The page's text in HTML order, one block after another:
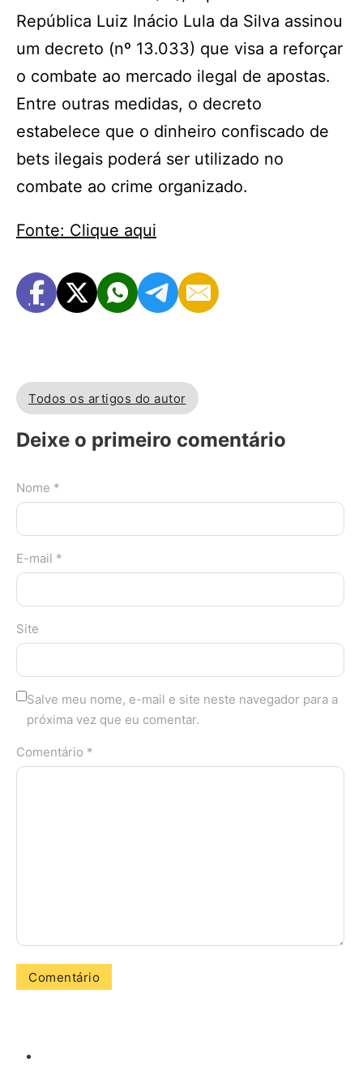
República Luiz Inácio Lula da Silva assinou
um decreto (nº 13.033) que visa a reforçar
o combate ao mercado ilegal de apostas.
Entre outras medidas, o decreto
estabelece que o dinheiro confiscado de
bets ilegais poderá ser utilizado no
combate ao crime organizado.
Fonte: Clique aqui
Todos os artigos do autor
Deixe o primeiro comentário
Nome *
E-mail *
Site
Salve meu nome, e-mail e site neste navegador para a
próxima vez que eu comentar.
Comentário *